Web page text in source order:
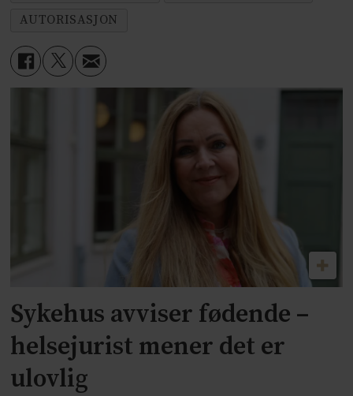
AUTORISASJON
Sykehus avviser fødende –
helsejurist mener det er
ulovlig